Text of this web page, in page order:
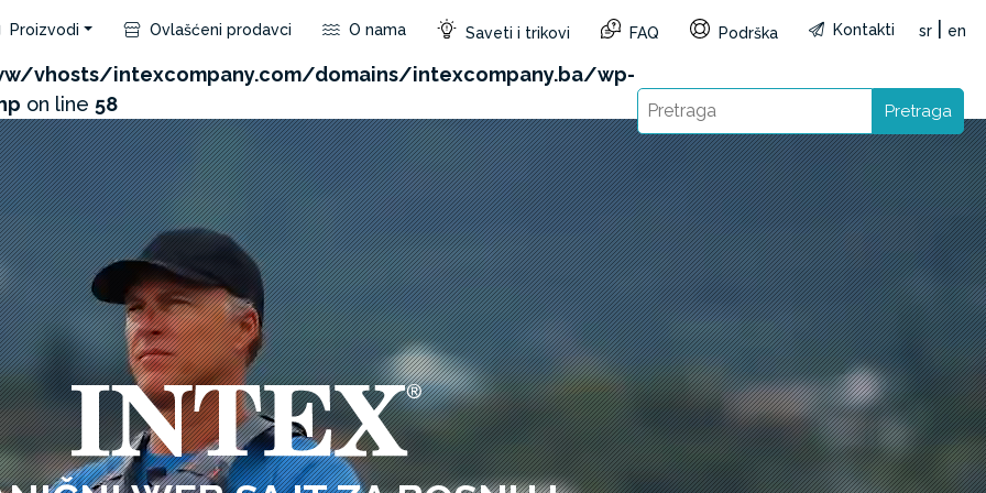
product/api.php?id=74&not_use_region=1&reg=BA&lang=sr): Failed to open stream: HTTP
vhosts/intexcompany.com/domains/intexcompany.ba/wp-
on line 58
Proizvodi Ovlašćeni prodavci O nama Saveti i trikovi FAQ Podrška Kontakti sr en
Pretraga